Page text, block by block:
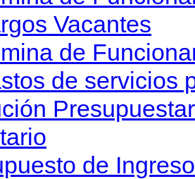
Vacantes
de
de servicios
de